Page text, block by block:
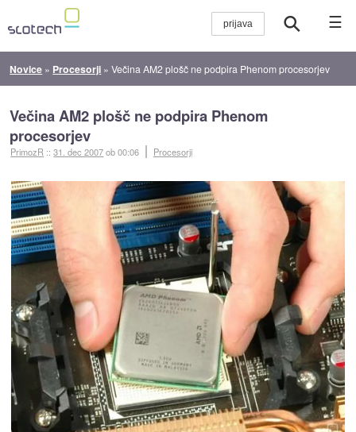
☰
Novice » Procesorji »Večina AM2 plošč ne podpira Phenom procesorjev
Večina AM2 plošč ne podpira Phenom
procesorjev
PrimozR ::31. dec 2007ob 00:06 Procesorji